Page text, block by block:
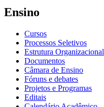
Ensino
Cursos
Processos Seletivos
Estrutura Organizacional
Documentos
Câmara de Ensino
Fóruns e debates
Projetos e Programas
Editais